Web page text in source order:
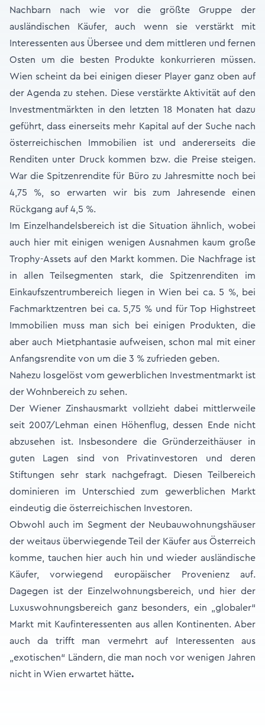
Nachbarn nach wie vor die größte Gruppe der
ausländischen Käufer, auch wenn sie verstärkt mit
Interessenten aus Übersee und dem mittleren und fernen
Osten um die besten Produkte konkurrieren müssen.
Wien scheint da bei einigen dieser Player ganz oben auf
der Agenda zu stehen. Diese verstärkte Aktivität auf den
Investmentmärkten in den letzten 18 Monaten hat dazu
geführt, dass einerseits mehr Kapital auf der Suche nach
österreichischen Immobilien ist und andererseits die
Renditen unter Druck kommen bzw. die Preise steigen.
War die Spitzen­rendite für Büro zu Jahresmitte noch bei
4,75 %, so erwarten wir bis zum Jahresende einen
Rückgang auf 4,5 %.
Im Einzelhandelsbereich ist die Situation ähnlich, wobei
auch hier mit einigen wenigen Ausnahmen kaum große
Trophy-Assets auf den Markt kommen. Die Nachfrage ist
in allen Teilsegmenten stark, die Spitzenrenditen im
Einkaufszentrumbereich liegen in Wien bei ca. 5 %,­ bei
Fachmarktzentren bei ca. 5,75 % und für Top Highstreet
Immobilien muss man sich bei einigen Produkten, die
aber auch Mietphantasie aufweisen, schon mal mit einer
Anfangsrendite von um die 3 % zufrieden geben.
Nahezu losgelöst vom gewerblichen Investmentmarkt ist
der Wohnbereich zu sehen.
Der Wiener Zinshausmarkt vollzieht dabei mittlerweile
seit 2007/Lehman einen Höhenflug, dessen Ende nicht
abzusehen ist. Insbesondere die Gründerzeithäuser in
guten Lagen sind von Privatinvestoren und deren
Stiftungen sehr stark nachgefragt. Diesen Teilbereich
dominieren im Unterschied zum gewerblichen Markt
eindeutig die österreichischen Investoren.
Obwohl auch im Segment der Neubauwohnungshäuser
der weitaus überwiegende Teil der Käufer aus Österreich
komme, tauchen hier auch hin und wieder ausländische
Käufer, vorwiegend europäischer Provenienz auf.
Dagegen ist der Einzelwohnungsbereich, und hier der
Luxuswohnungsbereich ganz besonders, ein „globaler“
Markt mit Kaufinteressenten aus allen Kontinenten. Aber
auch da trifft man vermehrt auf Interessenten aus
„exotischen“ Ländern, die man noch vor wenigen Jahren
nicht in Wien erwartet hätte.